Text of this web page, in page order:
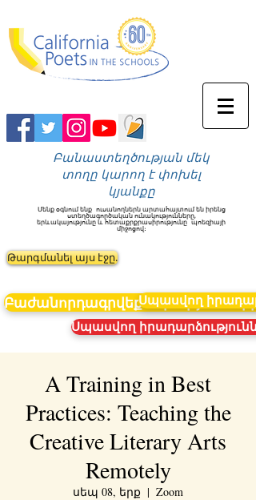
Բանաստեղծության մեկ
տողը կարող է փոխել
կյանքը
Մենք օգնում ենք ուսանողներն արտահայտում են իրենց
ստեղծագործական ունակությունները,
երևակայությունը և հետաքրքրասիրությունը պոեզիայի
միջոցով։
Թարգմանել այս էջը.
Բաժանորդագրվեք
Սպասվող
Սպասվող
A Training in Best
Practices: Teaching the
Creative Literary Arts
Remotely
սեպ 08, երք
  |
Zoom